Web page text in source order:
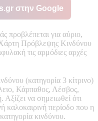
στην Google
προβλέπεται για αύριο,
Πρόβλεψης Κινδύνου
τις αρμόδιες αρχές
(κατηγορία 3 κίτρινο)
Κάρπαθος, Λέσβος,
να σημειωθεί ότι
καλοκαιρινή περίοδο που η
κινδύνου.